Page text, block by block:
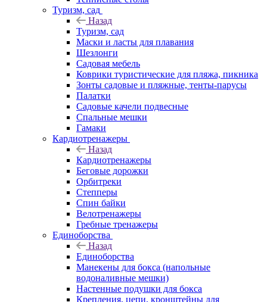
Туризм, сад
Назад
Туризм, сад
Маски и ласты для плавания
Шезлонги
Садовая мебель
Коврики туристические для пляжа, пикника
Зонты садовые и пляжные, тенты-парусы
Палатки
Садовые качели подвесные
Спальные мешки
Гамаки
Кардиотренажеры
Назад
Кардиотренажеры
Беговые дорожки
Орбитреки
Степперы
Спин байки
Велотренажеры
Гребные тренажеры
Единоборства
Назад
Единоборства
Манекены для бокса (напольные
водоналивные мешки)
Настенные подушки для бокса
Крепления, цепи, кронштейны для